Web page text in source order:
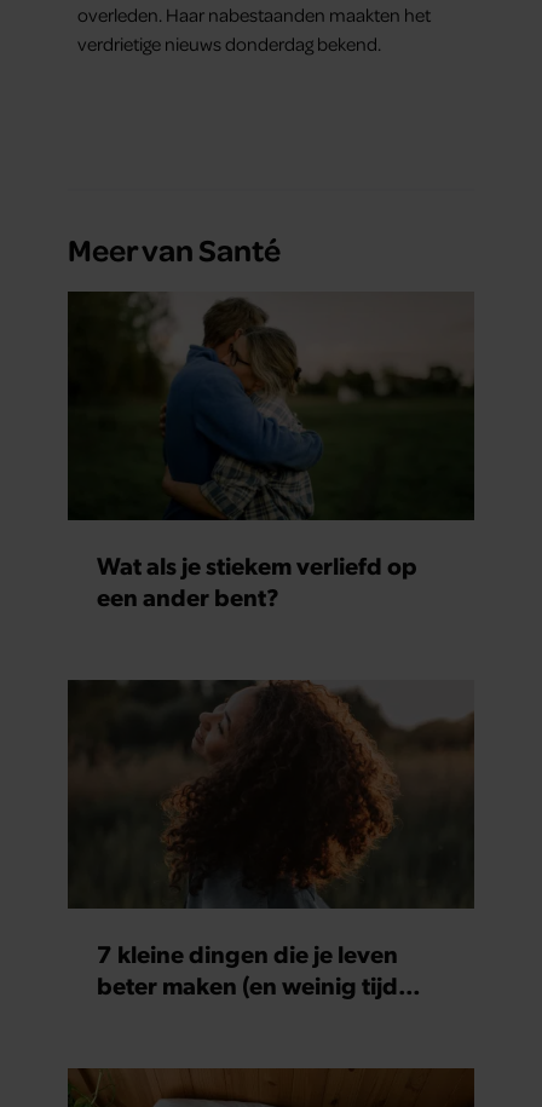
overleden. Haar nabestaanden maakten het
verdrietige nieuws donderdag bekend.
Meer van Santé
Wat als je stiekem verliefd op
een ander bent?
7 kleine dingen die je leven
beter maken (en weinig tijd